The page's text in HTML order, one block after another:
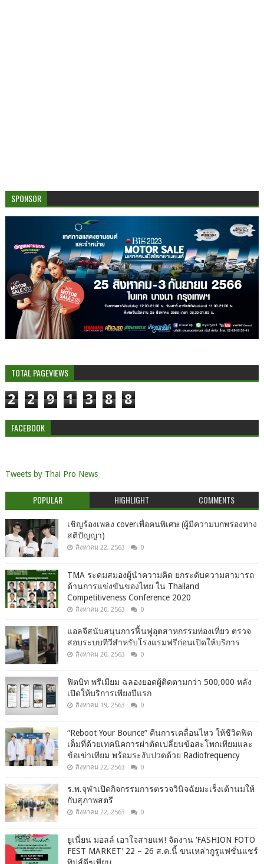
SPONSOR
TOTAL PAGEVIEWS
2 2 9 1 3 8 8
FACEBOOK
Tweets by Thai Pro News
POPULAR HIGHLIGHT COMMENTS
เชิญร้องเพลง coverเพื่อคนพิเศษ (ผู้มีความบกพร่องทาง
สติปัญญา)
สิงหาคม 22, 2563 0
TMA ระดมสมองผู้นำความคิด ยกระดับความสามารถ
ด้านการแข่งขันของไทย ใน Thailand
Competitiveness Conference 2020
สิงหาคม 20, 2563 0
แอลจีสนับสนุนการฟื้นฟูอุตสาหกรรมท่องเที่ยว ตรวจ
สอบระบบทีวีสำหรับโรงแรมฟรีก่อนเปิดให้บริการ
สิงหาคม 20, 2563 0
ฟิตบิท พรีเมียม ฉลองยอดผู้ติดตามกว่า 500,000 หลัง
เปิดให้บริการเพียงปีแรก
สิงหาคม 19, 2563 0
“Reboot Your Bounce” คืนการเคลื่อนไหว ให้ชีวิตฟิต
เต็มที่ด้วยเทคนิคการผ่าตัดเปลี่ยนข้อสะโพกเทียมและ
ข้อเข่าเทียม พร้อมระงับปวดด้วย Radiofrequency
สิงหาคม 22, 2563 0
ร.พ.จุฬาเปิดกิจกรรมการตรวจวินิจฉัยมะเร็งเต้านมให้
กับสุภาพสตรี
สิงหาคม 22, 2563 0
ยูเนี่ยน มอลล์ เอาใจสายแฟ! จัดงาน ‘FASHION FOTO
FEST MARKET’ 22 – 26 ส.ค.นี้ ขนเหล่ากูรูแฟชั่นแชร์